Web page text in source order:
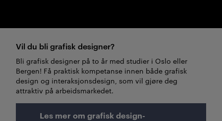
Vil du bli grafisk designer?
Bli grafisk designer på to år med studier i Oslo eller
Bergen! Få praktisk kompetanse innen både grafisk
design og interaksjonsdesign, som vil gjøre deg
attraktiv på arbeidsmarkedet.
Les mer om grafisk design-